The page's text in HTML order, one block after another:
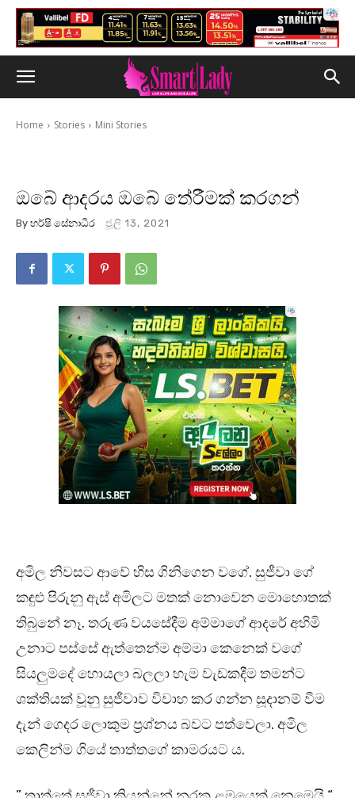
Home Stories Mini Stories
ඔබේ ආදරය ඔබේ තේරීමක් කරගන්
By හර්ෂි සේනාධීර ජූලි 13, 2021
අමිල නිවසට ආවේ හිස ගිනිගෙන වගේ. සුජීවා ගේ
කඳුළු පිරුනු ඇස් අමිලට මතක් නොවෙන මොහොතක්
තිබුනේ නෑ. තරුණ වයසේදීම අම්මාගේ ආදරේ අහිමි
උනාට පස්සේ ඇත්තෙන්ම අම්මා කෙනෙක් වගේ
සියලුමදේ හොයලා බලලා හැම වැඩකදීම තමන්ට
ශක්තියක් වූනු සුජීවාව විවාහ කර ගන්න සූදානම් වීම
දැන් ගෙදර ලොකුම ප්‍රශ්නය බවට පත්වෙලා. අමිල
කෙලින්ම ගියේ තාත්තගේ කාමරයට ය.